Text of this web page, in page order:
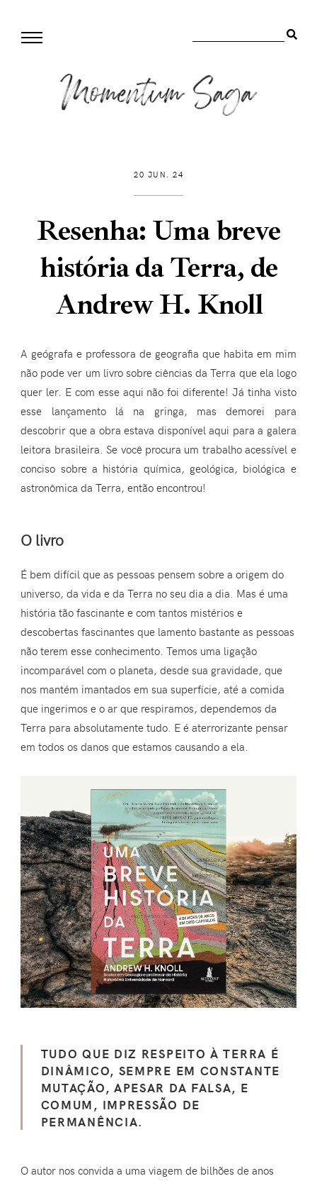
20 JUN. 24
Resenha: Uma breve
história da Terra, de
Andrew H. Knoll
A geógrafa e professora de geografia que habita em mim
não pode ver um livro sobre ciências da Terra que ela logo
quer ler. E com esse aqui não foi diferente! Já tinha visto
esse lançamento lá na gringa, mas demorei para
descobrir que a obra estava disponível aqui para a galera
leitora brasileira. Se você procura um trabalho acessível e
conciso sobre a história química, geológica, biológica e
astronômica da Terra, então encontrou!
O livro
É bem difícil que as pessoas pensem sobre a origem do
universo, da vida e da Terra no seu dia a dia. Mas é uma
história tão fascinante e com tantos mistérios e
descobertas fascinantes que lamento bastante as pessoas
não terem esse conhecimento. Temos uma ligação
incomparável com o planeta, desde sua gravidade, que
nos mantém imantados em sua superfície, até a comida
que ingerimos e o ar que respiramos, dependemos da
Terra para absolutamente tudo. E é aterrorizante pensar
em todos os danos que estamos causando a ela.
TUDO QUE DIZ RESPEITO À TERRA É
DINÂMICO, SEMPRE EM CONSTANTE
MUTAÇÃO, APESAR DA FALSA, E
COMUM, IMPRESSÃO DE
PERMANÊNCIA.
O autor nos convida a uma viagem de bilhões de anos